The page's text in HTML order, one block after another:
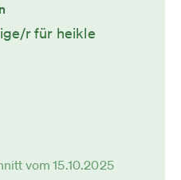
r für heikle
vom 15.10.2025